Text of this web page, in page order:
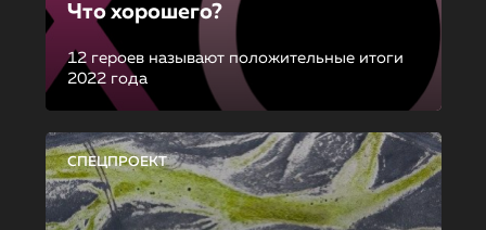
Что хорошего?
12 героев называют положительные итоги
2022 года
СПЕЦПРОЕКТ